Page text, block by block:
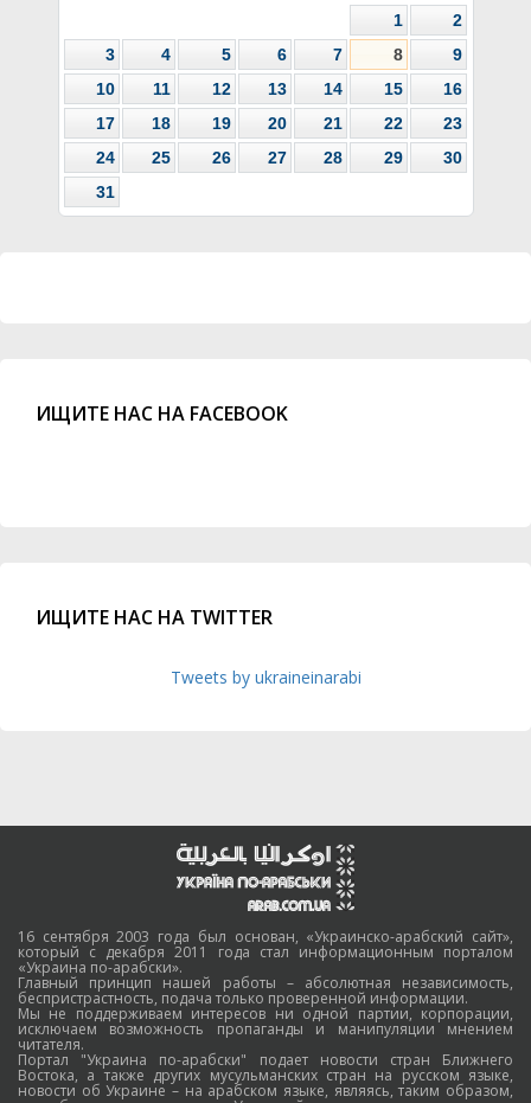
1
2
3
4 5 6 7 8
9
10
11 12 13 14 15
16
17
18 19 20 21 22
23
24
25 26 27 28 29
30
31
ИЩИТЕ НАС НА FACEBOOK
ИЩИТЕ НАС НА TWITTER
Tweets by ukraineinarabi
16 сентября 2003 года был основан, «Украинско-арабский сайт»,
который с декабря 2011 года стал информационным порталом
«Украина по-арабски».
Главный принцип нашей работы – абсолютная независимость,
беспристрастность, подача только проверенной информации.
Мы не поддерживаем интересов ни одной партии, корпорации,
исключаем возможность пропаганды и манипуляции мнением
читателя.
Портал "Украина по-арабски" подает новости стран Ближнего
Востока, а также других мусульманских стран на русском языке,
новости об Украине – на арабском языке, являясь, таким образом,